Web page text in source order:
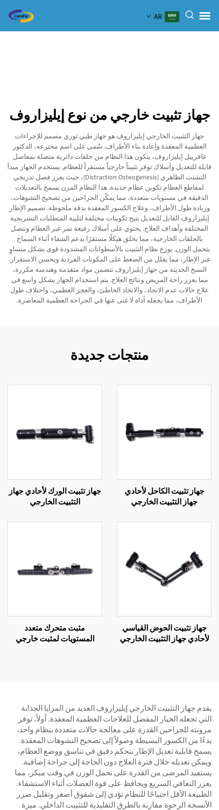
AR
جهاز تثبيت خارجي من نوع إيليزاروف
جهاز التثبيت الخارجي إيليزاروف هو جهاز طبي ثوري مصمم للإجراءات
العظمية المعقدة وإعادة بناء الأطراف. سُمي على اسم مخترعه، الدكتور
غافرييل إيليزاروف، يتكون هذا النظام من حلقات دائرية متصلة بمفاصل
قابلة للتعديل وأسلاك توفر تثبيتاً خارجياً مستقراً للعظام. يستخدم الجهاز مبدأ
التشتت الظاهري (Distraction Osteogenesis)، حيث يعزز فصل تدريجي
لمقاطع العظام تكوين عظام جديدة. هذا النظام المرن يسمح بالتعديلات
الدقيقة في مستويات متعددة، مما يمكّن الجراحين من تصحيح التشوهات،
وزيادة طول الأطراف، وعلاج الكسور المعقدة بدقة ملحوظة. تصميم الإطار
إيليزاروف القابل للتعديل يتيح تكوينات مختلفة لتلبية المتطلبات التشريحية
المختلفة وأهداف العلاج. يحتوي على أسلاك رفيعة تمر عبر العظام وتتصل
بالحلقات الخارجية، مما يخلق هيكلًا مستقرًا يدعم الشفاء أثناء السماح
بتحمل الوزن. يوزع نظام التثبيت بالأسطوانات المشدودة قوى بشكل متساوٍ
عبر الإطار، مما يقلل من الضغط على المكونات الفردية ويحسن الاستقرار.
النسخ الحديثة من جهاز إيليزاروف تتضمن مواد متقدمة وهندسة مكررة،
مما يعزز راحة المريض ونتائج العلاج. يتم استخدام الجهاز بشكل واسع في
علاج حالات عدم الاتحاد، والاتحاد الخاطئ، والعجز العظمي، واختلاف طول
الأطراف، مما يجعله أداة لا غنى عنها في الجراحة العظمية المعاصرة.
منتجات جديدة
جهاز تثبيت الكاحل لأحادي
جهاز التثبيت الخارجي
جهاز تثبيت الورك لأحادي جهاز
التثبيت الخارجي
جهاز تثبيت الحوض القياسي
لأحادي جهاز التثبيت الخارجي
مثبت متحرك متعدد
المستويات لمثبت خارجي
يقدم جهاز التثبيت الخارجي إيليزاروف العديد من المزايا الجذابة
التي تجعله الخيار المفضل للعلاجات العظمية المعقدة. أولاً، توفر
مرونته للجراحين القدرة على معالجة حالات متعددة بنظام واحد،
بدءًا من الكسور البسيطة وصولاً إلى تصحيح التشوهات المعقدة.
يسمح قابلية تعديل الإطار بتحكم دقيق في تناسق ووضع العظام،
ويمكن تعديله خلال فترة العلاج دون الحاجة إلى جراحة إضافية.
يستفيد المرضى من القدرة على تحمل الوزن في وقت مبكر، مما
يعزز التعافي السريع ويحافظ على قوة العضلات أثناء الاستشفاء.
الطبيعة الأقل اجتياحًا للنظام تؤدي إلى شقوق أصغر وتقليل ضرر
الأنسجة الرخوة مقارنة بالطرق التقليدية للتثبيت الداخلي. ميزة